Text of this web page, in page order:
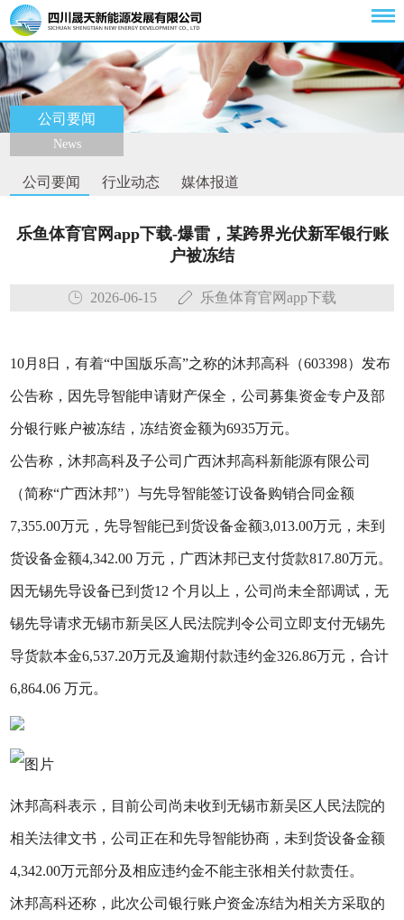
公司要闻
News
公司要闻 行业动态 媒体报道
乐鱼体育官网app下载-爆雷，某跨界光伏新军银行账
户被冻结
2026-06-15 乐鱼体育官网app下载
10月8日，有着“中国版乐高”之称的沐邦高科（603398）发布
公告称，因先导智能申请财产保全，公司募集资金专户及部
分银行账户被冻结，冻结资金额为6935万元。
公告称，沐邦高科及子公司广西沐邦高科新能源有限公司
（简称“广西沐邦”）与先导智能签订设备购销合同金额
7,355.00万元，先导智能已到货设备金额3,013.00万元，未到
货设备金额4,342.00 万元，广西沐邦已支付货款817.80万元。
因无锡先导设备已到货12 个月以上，公司尚未全部调试，无
锡先导请求无锡市新吴区人民法院判令公司立即支付无锡先
导货款本金6,537.20万元及逾期付款违约金326.86万元，合计
6,864.06 万元。
沐邦高科表示，目前公司尚未收到无锡市新吴区人民法院的
相关法律文书，公司正在和先导智能协商，未到货设备金额
4,342.00万元部分及相应违约金不能主张相关付款责任。
沐邦高科还称，此次公司银行账户资金冻结为相关方采取的